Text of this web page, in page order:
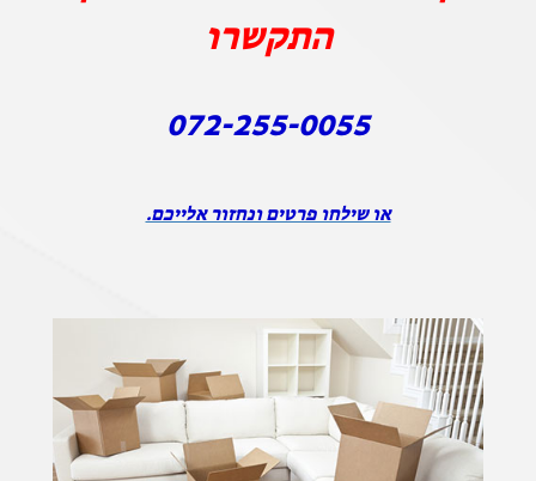
התקשרו
072-255-0055
או שילחו פרטים ונחזור אלייכם.